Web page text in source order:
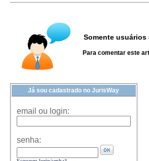
Somente
Para comentar este
Já sou cadastrado no JurisWay
email ou login:
senha: